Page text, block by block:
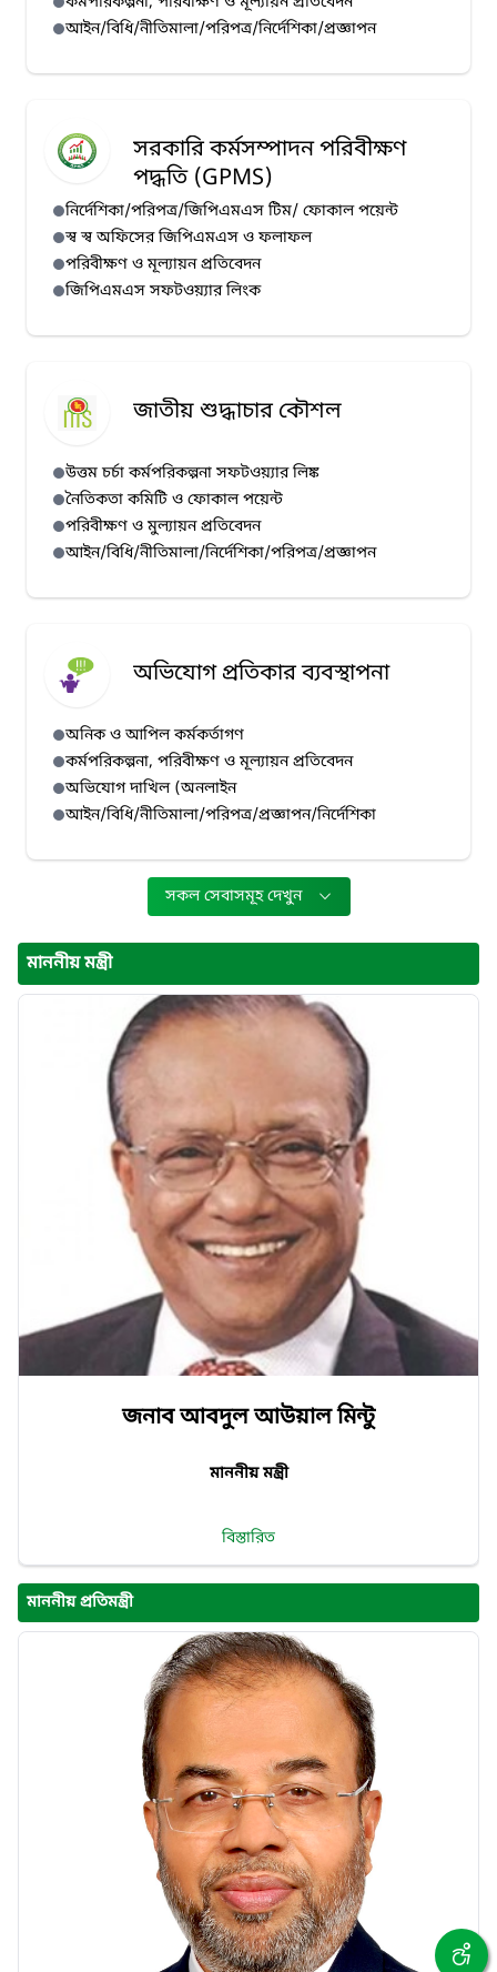
আইন/বিধি/নীতিমালা/পরিপত্র/নির্দেশিকা/প্রজ্ঞাপন
সরকারি কর্মসম্পাদন পরিবীক্ষণ
পদ্ধতি (GPMS)
নির্দেশিকা/পরিপত্র/জিপিএমএস টিম/ ফোকাল পয়েন্ট
স্ব স্ব অফিসের জিপিএমএস ও ফলাফল
পরিবীক্ষণ ও মূল্যায়ন প্রতিবেদন
জিপিএমএস সফটওয়্যার লিংক
জাতীয় শুদ্ধাচার কৌশল
উত্তম চর্চা কর্মপরিকল্পনা সফটওয়্যার লিঙ্ক
নৈতিকতা কমিটি ও ফোকাল পয়েন্ট
পরিবীক্ষণ ও মুল্যায়ন প্রতিবেদন
আইন/বিধি/নীতিমালা/নির্দেশিকা/পরিপত্র/প্রজ্ঞাপন
অভিযোগ প্রতিকার ব্যবস্থাপনা
অনিক ও আপিল কর্মকর্তাগণ
কর্মপরিকল্পনা, পরিবীক্ষণ ও মূল্যায়ন প্রতিবেদন
অভিযোগ দাখিল (অনলাইন
আইন/বিধি/নীতিমালা/পরিপত্র/প্রজ্ঞাপন/নির্দেশিকা
সকল সেবাসমূহ দেখুন
মাননীয় মন্ত্রী
জনাব আবদুল আউয়াল মিন্টু
মাননীয় মন্ত্রী
বিস্তারিত
মাননীয় প্রতিমন্ত্রী